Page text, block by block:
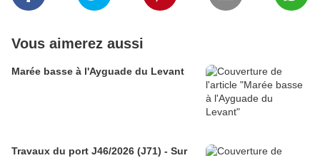
Vous aimerez aussi
Marée basse à l'Ayguade du Levant
Travaux du port J46/2026 (J71) - Sur